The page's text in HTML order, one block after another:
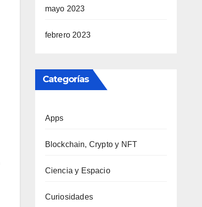
mayo 2023
febrero 2023
Categorías
Apps
Blockchain, Crypto y NFT
Ciencia y Espacio
Curiosidades